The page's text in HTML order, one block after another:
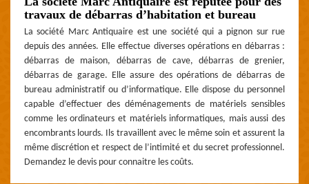
travaux de débarras d’habitation et bureau
La société Marc Antiquaire est une société qui a pignon sur rue
depuis des années. Elle effectue diverses opérations en débarras :
débarras de maison, débarras de cave, débarras de grenier,
débarras de garage. Elle assure des opérations de débarras de
bureau administratif ou d’informatique. Elle dispose du personnel
capable d’effectuer des déménagements de matériels sensibles
comme les ordinateurs et matériels informatiques, mais aussi des
encombrants lourds. Ils travaillent avec le même soin et assurent la
même discrétion et respect de l’intimité et du secret professionnel.
Demandez le devis pour connaitre les coûts.